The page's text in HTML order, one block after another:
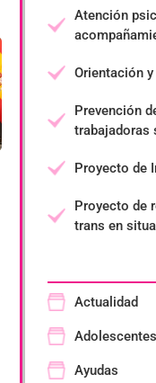
Atención
Orientación
Prevención
trabajadoras
Proyecto de
Proyecto de
trans en
Actualidad
Adolescentes
Ayudas